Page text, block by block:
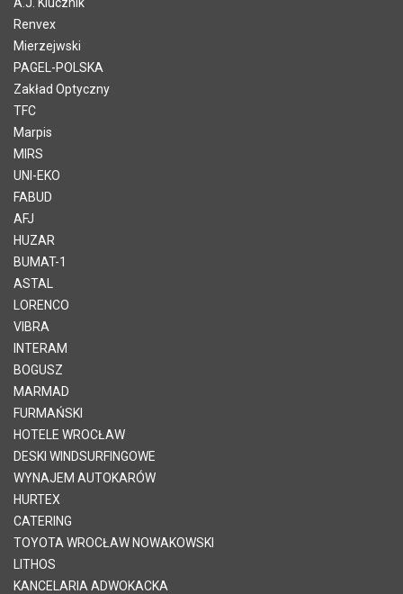
Renvex
Mierzejwski
PAGEL-POLSKA
Zakład Optyczny
TFC
Marpis
MIRS
UNI-EKO
FABUD
AFJ
HUZAR
BUMAT-1
ASTAL
LORENCO
VIBRA
INTERAM
BOGUSZ
MARMAD
FURMAŃSKI
HOTELE WROCŁAW
DESKI WINDSURFINGOWE
WYNAJEM AUTOKARÓW
HURTEX
CATERING
TOYOTA WROCŁAW NOWAKOWSKI
LITHOS
KANCELARIA ADWOKACKA